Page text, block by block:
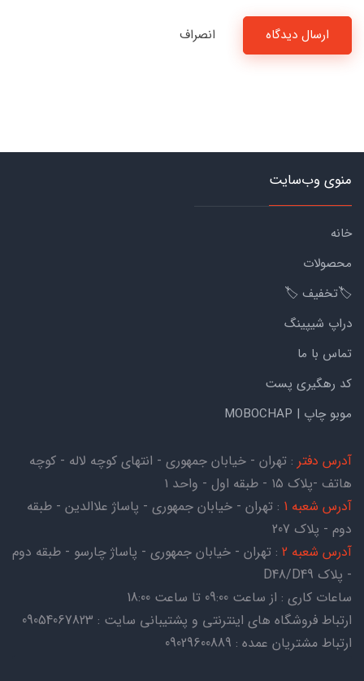
ارسال دیدگاه انصراف
منوی وب‌سایت
خانه
محصولات
🏷️تخفیف 🏷️
دراپ شیپینگ
تماس با ما
کد رهگیری پست
موبو چاپ | MOBOCHAP
آدرس دفتر : تهران - خیابان جمهوری - انتهای کوچه لاله - کوچه
هاتف -پلاک ۱۵ - طبقه اول - واحد ۱
آدرس شعبه 1
: تهران - خیابان جمهوری - پاساژ علاالدین - طبقه
دوم - پلاک 207
آدرس شعبه 2
: تهران - خیابان جمهوری - پاساژ چارسو - طبقه دوم
- پلاک D48/D49
ساعات کاری : از ساعت 09:00 تا ساعت 18:00
ارتباط فروشگاه های اینترنتی و پشتیبانی سایت : 09054067823
ارتباط مشتریان عمده : 09029600889